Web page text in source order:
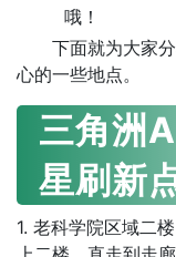
哦！
下面就为大家分
心的一些地点。
三角洲
星刷新
1. 老科学院区域二